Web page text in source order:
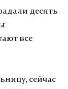
десять
все
сейчас